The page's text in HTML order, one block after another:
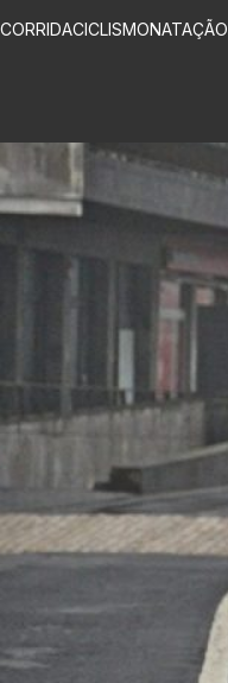
CORRIDACICLISMONATAÇÃO